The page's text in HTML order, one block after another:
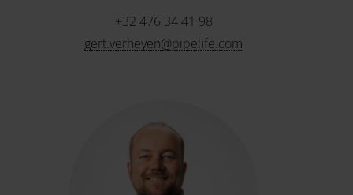
+32 476 34 41 98
gert.verheyen@pipelife.com